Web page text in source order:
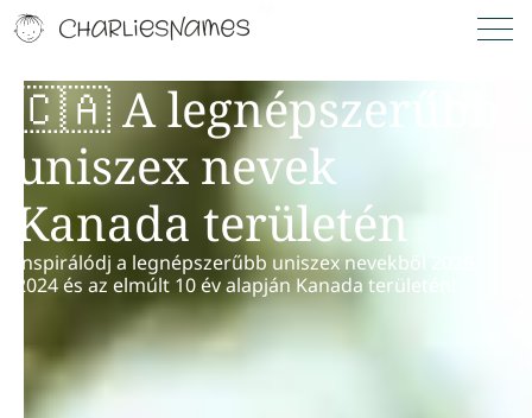
🇨🇦 A legnépszerűbb
uniszex nevek
Kanada területén
Inspirálódj a legnépszerűbb uniszex nevekből 2025,
2024 és az elmúlt 10 év alapján Kanada területén!